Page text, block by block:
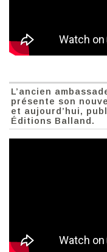
L’ancien
présente son
et aujourd’hui,
Éditions Balland.